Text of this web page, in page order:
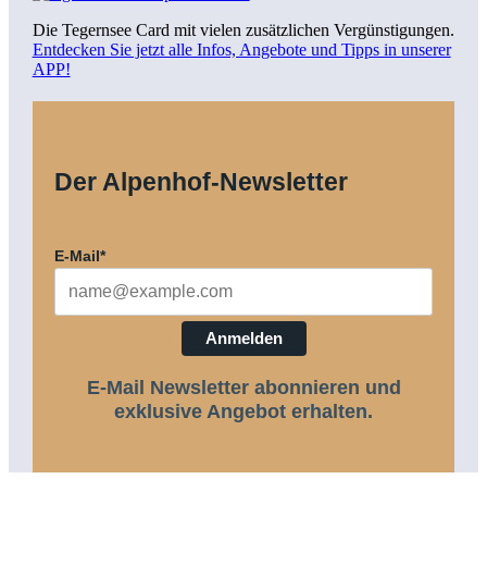
Die Tegernsee Card mit vielen zusätzlichen Vergünstigungen.
Entdecken Sie jetzt alle Infos, Angebote und Tipps in unserer
APP!
Der Alpenhof-Newsletter
E-Mail*
Anmelden
E-Mail Newsletter abonnieren und
exklusive Angebot erhalten.